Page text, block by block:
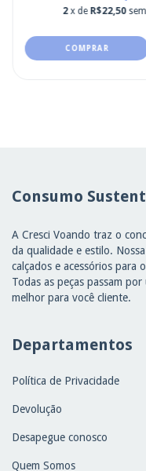
2 x de R$22,50
COMPRAR
Consumo
A Cresci Voando traz o
da qualidade e estilo.
calçados e acessórios para
Todas as peças passam
melhor para você cliente.
Departamentos
Política de Privacidade
Devolução
Desapegue conosco
Quem Somos